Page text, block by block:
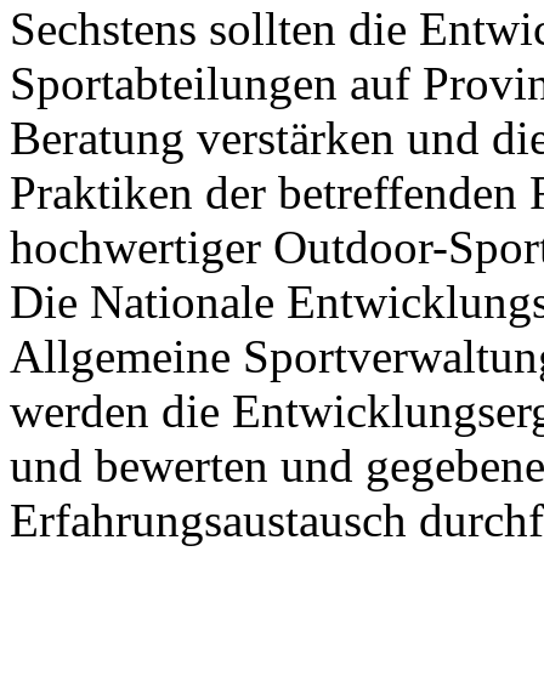
Sechstens sollten die
Sportabteilungen auf
Beratung verstärken und
Praktiken der
hochwertiger Outdoor-
Die Nationale
Allgemeine
werden die
und bewerten und
Erfahrungsaustausch